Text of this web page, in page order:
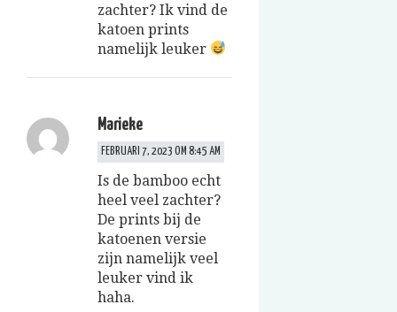
zachter? Ik vind de
katoen prints
namelijk leuker
Marieke
FEBRUARI 7, 2023 OM 8:45 AM
Is de bamboo echt
heel veel zachter?
De prints bij de
katoenen versie
zijn namelijk veel
leuker vind ik
haha.